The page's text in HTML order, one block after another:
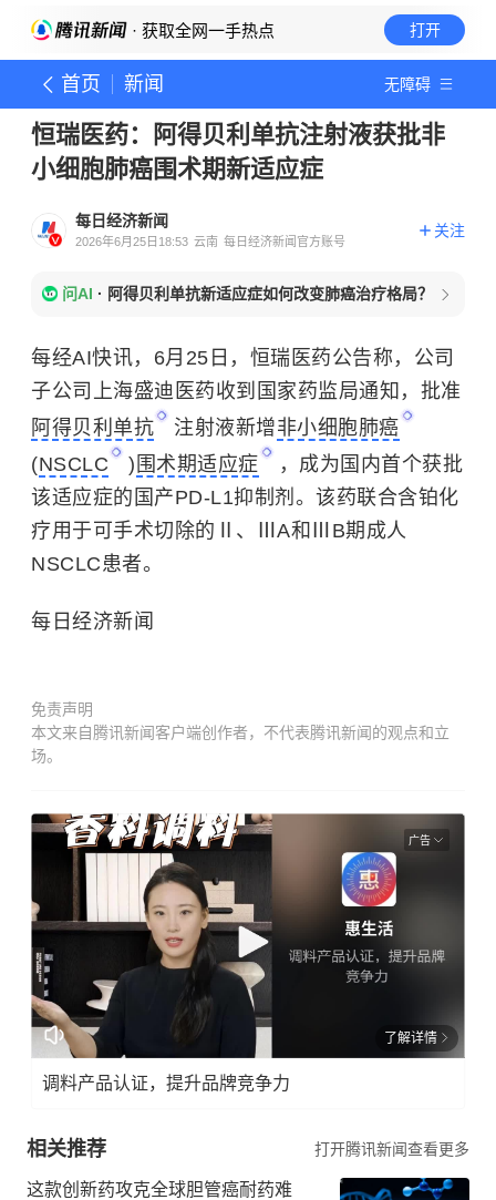
· 获取全网一手热点 打开
首页 新闻 无障碍
恒瑞医药：阿得贝利单抗注射液获批非
小细胞肺癌围术期新适应症
每日经济新闻
2026年6月25日18:53 云南 每日经济新闻官方账号
关注
问AI · 阿得贝利单抗新适应症如何改变肺癌治疗格局？
每经AI快讯，6月25日，恒瑞医药公告称，公司
子公司上海盛迪医药收到国家药监局通知，批准
阿得贝利单抗
注射液新增非小细胞肺癌
(NSCLC ) 围术期适应症
，成为国内首个获批
该适应症的国产PD-L1抑制剂。该药联合含铂化
疗用于可手术切除的Ⅱ、ⅢA和ⅢB期成人
NSCLC患者。
每日经济新闻
免责声明
本文来自腾讯新闻客户端创作者，不代表腾讯新闻的观点和立
场。
广告
了解详情
调料产品认证，提升品牌竞争力
相关推荐 打开腾讯新闻查看更多
这款创新药攻克全球胆管癌耐药难